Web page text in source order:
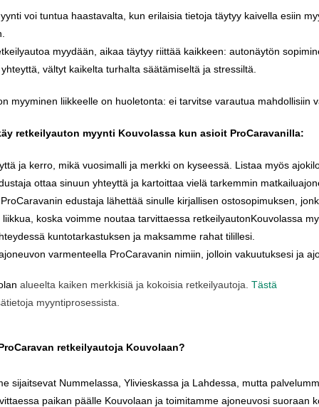
voi tuntua haastavalta kun erilaisia tietoja täytyy kaivella esiin
myydään aikaa täytyy riittää kaikkeen: autonäytön
yhteyttä vältyt kaikelta turhalta säätämiseltä ja stressiltä
myyminen liikkeelle on huoletonta: ei tarvitse varautua mahdollisiin
retkeilyauton myynti Kouvolassa kun asioit ProCaravanilla:
ja kerro mikä vuosimalli ja merkki on kyseessä Listaa myös
ottaa sinuun yhteyttä ja kartoittaa vielä tarkemmin
ProCaravanin edustaja lähettää sinulle kirjallisen ostosopimuksen
liikkua
koska voimme noutaa tarvittaessa retkeilyautonKouvolassa
kuntotarkastuksen ja maksamme rahat tilillesi
varmenteella ProCaravanin nimiin jolloin vakuutuksesi ja
alueelta kaiken merkkisiä ja kokoisia retkeilyautoja Tästä
myyntiprosessista
retkeilyautoja Kouvolaan?
sijaitsevat Nummelassa Ylivieskassa ja Lahdessa mutta
paikan päälle Kouvolaan ja toimitamme ajoneuvosi suoraan